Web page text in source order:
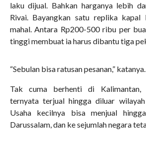
laku dijual. Bahkan harganya lebih
Rivai. Bayangkan satu replika kapal
mahal. Antara Rp200-500 ribu per
tinggi membuat ia harus dibantu tiga
“Sebulan bisa ratusan pesanan,” katanya.
Tak cuma berhenti di Kalimantan,
ternyata terjual hingga diluar
Usaha kecilnya bisa menjual
Darussalam, dan ke sejumlah negara